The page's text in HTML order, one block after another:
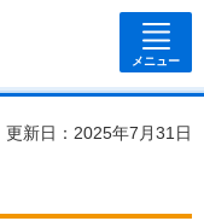
メニュー
更新日：2025年7月31日